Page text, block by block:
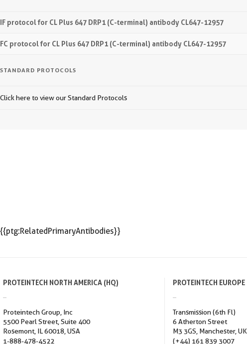
IF protocol for CL Plus 647 DRP1 (C-terminal) antibody CL647-12957
FC protocol for CL Plus 647 DRP1 (C-terminal) antibody CL647-12957
STANDARD PROTOCOLS
Click here to view our Standard Protocols
{{ptg:RelatedPrimaryAntibodies}}
PROTEINTECH NORTH AMERICA (HQ)
Proteintech Group, Inc
5500 Pearl Street, Suite 400
Rosemont, IL 60018, USA
1-888-478-4522
PROTEINTECH EUROPE
Transmission (6th Fl)
6 Atherton Street
M3 3GS, Manchester, UK
(+44) 161 839 3007